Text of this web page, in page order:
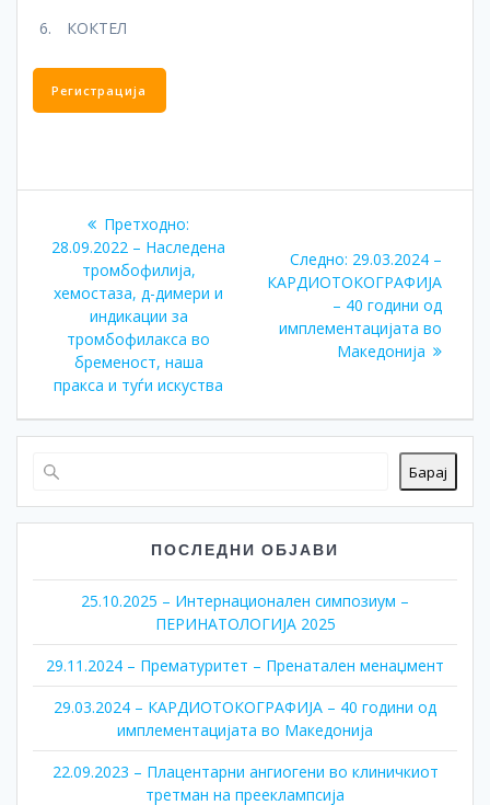
КОКТЕЛ
Регистрација
Навигација
на
напис
Претходно:
објава:
28.09.2022 – Наследена
тромбофилија,
хемостаза, д-димери и
индикации за
тромбофилакса во
бременост, наша
пракса и туѓи искуства
Следно: Следна
објава:
29.03.2024 –
КАРДИОТОКОГРАФИЈА
– 40 години од
имплементацијата во
Македонија
Барај
ПОСЛЕДНИ ОБЈАВИ
25.10.2025 – Интернационален симпозиум –
ПЕРИНАТОЛОГИЈА 2025
29.11.2024 – Прематуритет – Пренатален менаџмент
29.03.2024 – КАРДИОТОКОГРАФИЈА – 40 години од
имплементацијата во Македонија
22.09.2023 – Плацентарни ангиогени во клиничкиот
третман на прееклампсија